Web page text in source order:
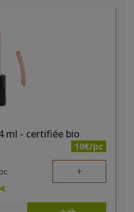
ml - certifiée bio
10€/pc
pc +
€